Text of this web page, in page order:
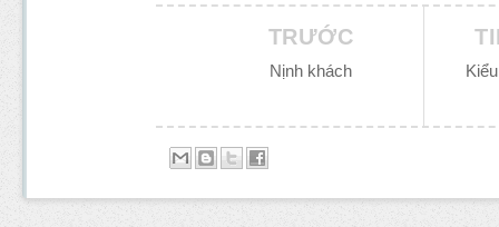
TRƯỚC
Nịnh khách